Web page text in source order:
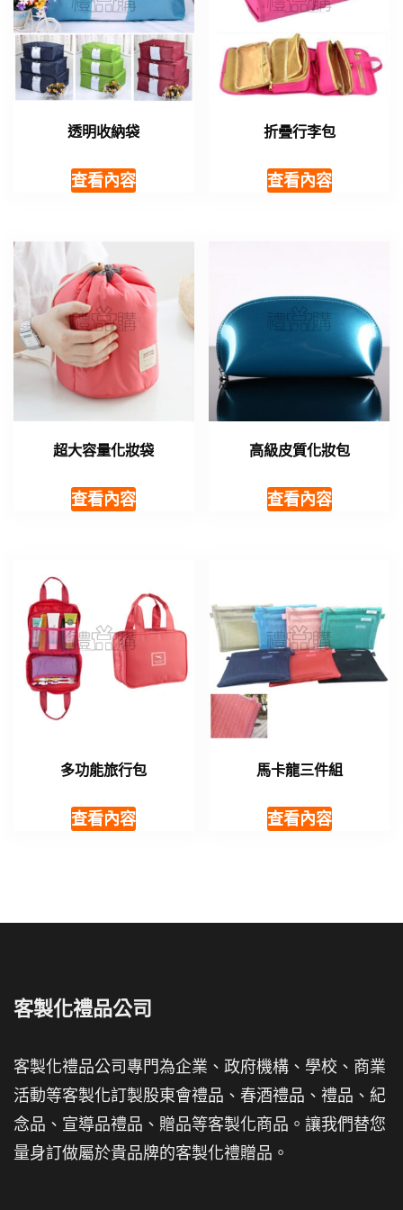
透明收納袋
查看內容
折疊行李包
查看內容
超大容量化妝袋
查看內容
高級皮質化妝包
查看內容
多功能旅行包
查看內容
馬卡龍三件組
查看內容
客製化禮品公司
客製化禮品公司專門為企業、政府機構、學校、商業
活動等客製化訂製股東會禮品、春酒禮品、禮品、紀
念品、宣導品禮品、贈品等客製化商品。讓我們替您
量身訂做屬於貴品牌的客製化禮贈品。